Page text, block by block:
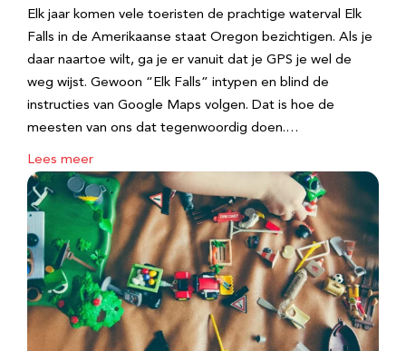
Elk jaar komen vele toeristen de prachtige waterval Elk
Falls in de Amerikaanse staat Oregon bezichtigen. Als je
daar naartoe wilt, ga je er vanuit dat je GPS je wel de
weg wijst. Gewoon “Elk Falls” intypen en blind de
instructies van Google Maps volgen. Dat is hoe de
meesten van ons dat tegenwoordig doen.…
Lees meer